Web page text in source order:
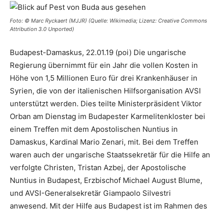
Foto: © Marc Ryckaert (MJJR) (Quelle: Wikimedia; Lizenz: Creative Commons
Attribution 3.0 Unported)
Budapest-Damaskus, 22.01.19 (poi) Die ungarische
Regierung übernimmt für ein Jahr die vollen Kosten in
Höhe von 1,5 Millionen Euro für drei Krankenhäuser in
Syrien, die von der italienischen Hilfsorganisation AVSI
unterstützt werden. Dies teilte Ministerpräsident Viktor
Orban am Dienstag im Budapester Karmelitenkloster bei
einem Treffen mit dem Apostolischen Nuntius in
Damaskus, Kardinal Mario Zenari, mit. Bei dem Treffen
waren auch der ungarische Staatssekretär für die Hilfe an
verfolgte Christen, Tristan Azbej, der Apostolische
Nuntius in Budapest, Erzbischof Michael August Blume,
und AVSI-Generalsekretär Giampaolo Silvestri
anwesend. Mit der Hilfe aus Budapest ist im Rahmen des